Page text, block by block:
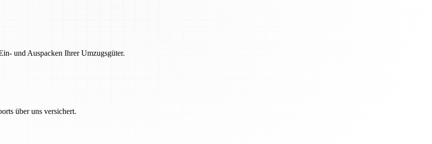
und Auspacken Ihrer Umzugsgüter.
über uns versichert.